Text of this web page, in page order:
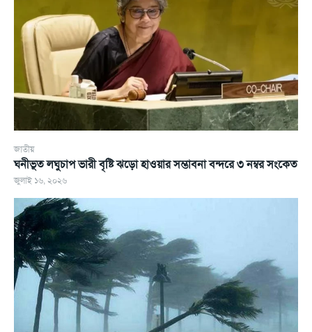
জাতীয়
ঘনীভূত লঘুচাপ ভারী বৃষ্টি ঝড়ো হাওয়ার সম্ভাবনা বন্দরে ৩ নম্বর সংকেত
জুলাই ১৬, ২০২৬